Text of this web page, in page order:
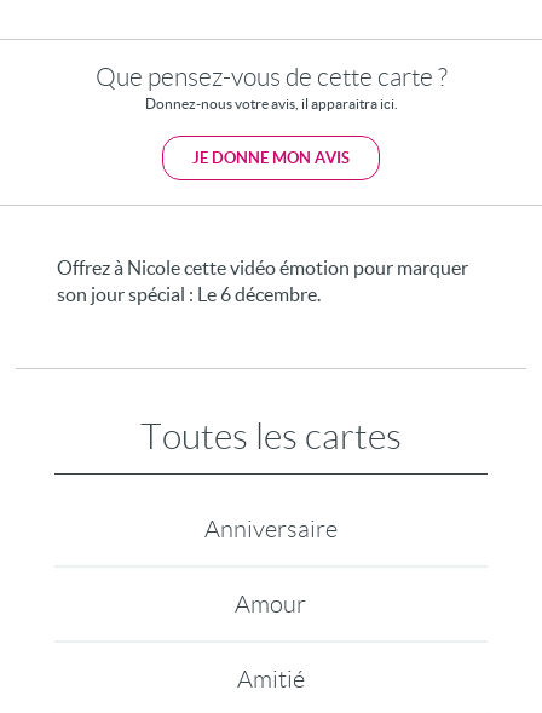
Que pensez-vous de cette carte ?
Donnez-nous votre avis, il apparaitra ici.
JE DONNE MON AVIS
Offrez à Nicole cette vidéo émotion pour marquer
son jour spécial : Le 6 décembre.
Toutes les cartes
Anniversaire
Amour
Amitié